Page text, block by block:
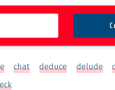
chat deduce delude